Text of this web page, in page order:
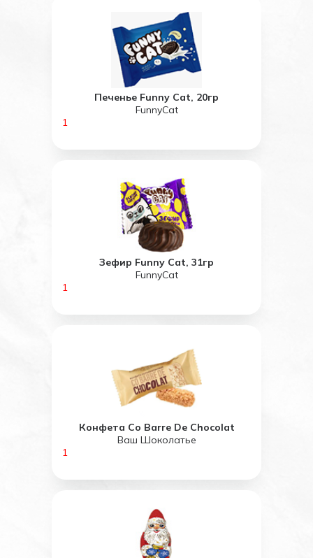
Печенье Funny Cat, 20гр
FunnyCat
1
Зефир Funny Cat, 31гр
FunnyCat
1
Конфета Co Barre De Chocolat
Ваш Шоколатье
1